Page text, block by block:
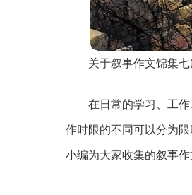
关于叙事作文锦集七
在日常的学习、工
作时限的不同可以分为
小编为大家收集的叙事